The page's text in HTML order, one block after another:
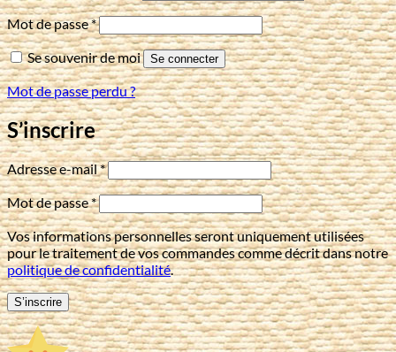
Mot de passe*Obligatoire
Se souvenir de moi Se connecter
Mot de passe perdu ?
S’inscrire
Adresse e-mail*Obligatoire
Mot de passe*Obligatoire
Vos informations personnelles seront uniquement utilisées
pour le traitement de vos commandes comme décrit dans notre
politique de confidentialité.
S’inscrire